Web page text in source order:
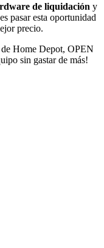
de liquidación y
pasar esta oportunidad
precio.
de Home Depot, OPEN
sin gastar de más!